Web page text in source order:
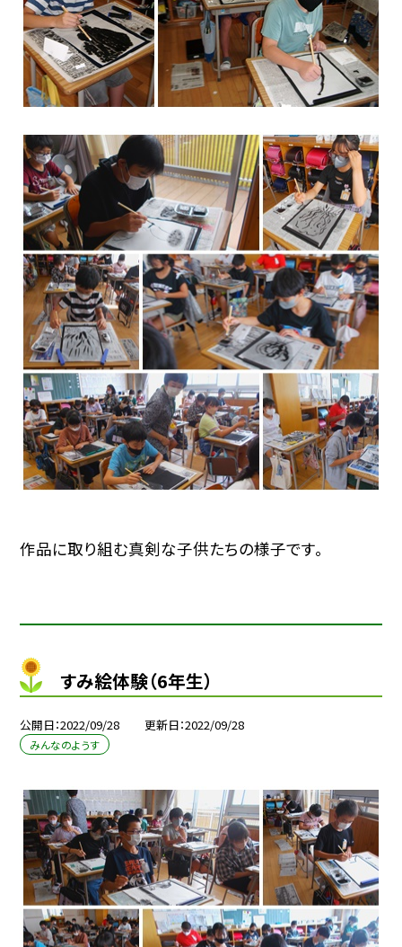
作品に取り組む真剣な子供たちの様子です。
すみ絵体験（6年生）
公開日 2022/09/28 更新日 2022/09/28
みんなのようす